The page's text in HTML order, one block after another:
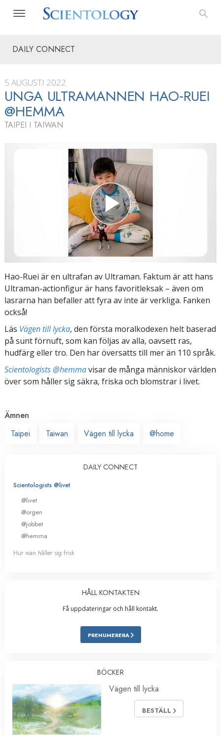
DAILY CONNECT
5 AUGUSTI 2022
UNGA ULTRAMANNEN HAO‑RUEI
@HEMMA
TAIPEI I TAIWAN
Hao-Ruei är en ultrafan av Ultraman. Faktum är att hans
Ultraman-actionfigur är hans favoritleksak – även om
lasrarna han befaller att fyra av inte är verkliga. Fanken
också!
Läs Vägen till lycka, den första moralkodexen helt baserad
på sunt förnuft, som kan följas av alla, oavsett ras,
hudfärg eller tro. Den har översatts till mer än 110 språk.
Scientologists @hemmavisar de många människor världen
över som håller sig säkra, friska och blomstrar i livet.
Ämnen
Taipei
Taiwan Vägen till lycka @home
DAILY CONNECT
Scientologists @livet
@livet
@orgen
@jobbet
@hemma
Hur man håller sig frisk
HÅLL KONTAKTEN
Få uppdateringar och håll kontakt.
PRENUMERERA
BÖCKER
Vägen till lycka
BESTÄLL